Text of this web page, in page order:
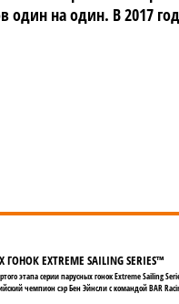
на один. В 2017
EXTREME SAILING SERIES™
этапа серии парусных гонок Extreme Sailing
чемпион сэр Бен Эйнсли с командой BAR